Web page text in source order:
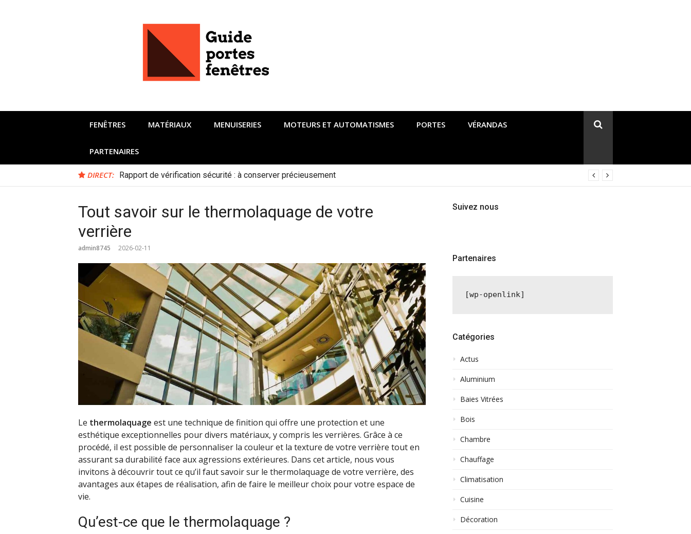
FENÊTRES MATÉRIAUX MENUISERIES MOTEURS ET AUTOMATISMES PORTES VÉRANDAS
PARTENAIRES
DIRECT: Rapport de vérification sécurité : à conserver précieusement
Tout savoir sur le thermolaquage de votre
verrière
admin8745 2026-02-11
Le thermolaquage est une technique de finition qui offre une protection et une
esthétique exceptionnelles pour divers matériaux, y compris les verrières. Grâce à ce
procédé, il est possible de personnaliser la couleur et la texture de votre verrière tout en
assurant sa durabilité face aux agressions extérieures. Dans cet article, nous vous
invitons à découvrir tout ce qu’il faut savoir sur le thermolaquage de votre verrière, des
avantages aux étapes de réalisation, afin de faire le meilleur choix pour votre espace de
vie.
Qu’est-ce que le thermolaquage ?
Suivez nous
Partenaires
[wp-openlink]
Catégories
Actus
Aluminium
Baies Vitrées
Bois
Chambre
Chauffage
Climatisation
Cuisine
Décoration